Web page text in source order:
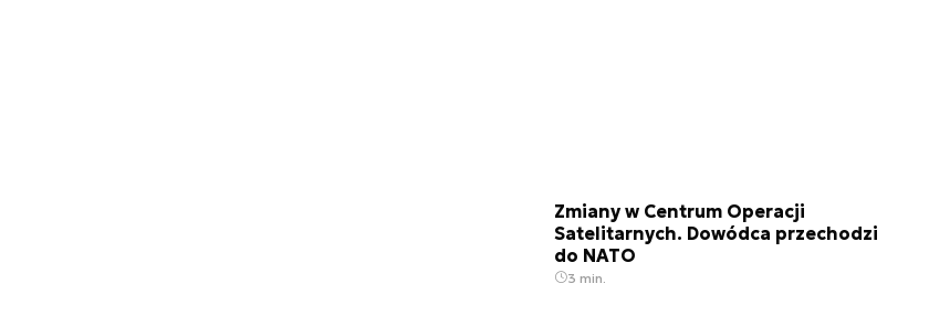
Zmiany w Centrum Operacji
Satelitarnych. Dowódca przechodzi
do NATO
3 min.